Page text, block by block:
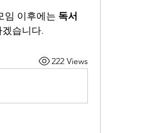
임 이후에는 독서
습니다.
222 Views